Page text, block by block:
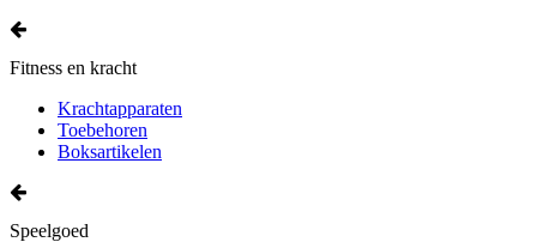
Fitness en kracht
Krachtapparaten
Toebehoren
Boksartikelen
Speelgoed